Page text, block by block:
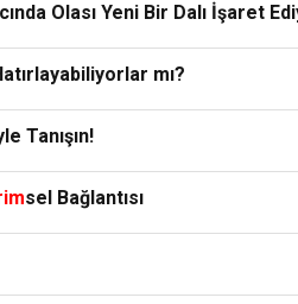
Olası Yeni Bir Dalı İşaret
mı?
Tanışın!
sel Bağlantısı